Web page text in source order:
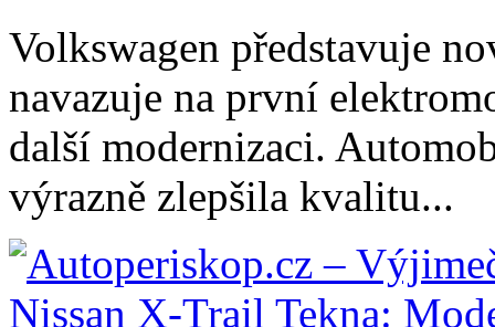
Volkswagen představuje
navazuje na první
další modernizaci.
výrazně zlepšila kvalitu...